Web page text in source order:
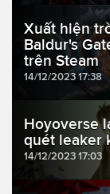
Xuất hiện
Baldur's
trên Steam
14/12/2023 17:38
Hoyoverse
quét leaker
14/12/2023 17:03